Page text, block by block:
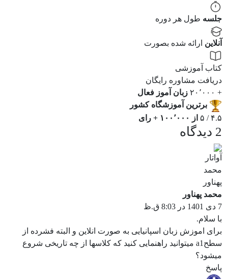
جلسه طول هر دوره
آنلاین ارائه شده بصورت
کتاب آموزشی
دریافت مشاوره رایگان
+ ۲۰٬۰۰۰
زبان آموز فعال
برترین آموزشگاه کشور
۴.۵ / ۵
از ۱۰۰٬۰۰۰ + رای
2 دیدگاه
محمد پهناور
7 دی 1401 در 8:03 ق.ظ
با سلام.
برای اموزش زبان اسپانیایی به صورت انلاین و البته فشرده از
سطحa1 میتوانید راهنمایی کنید که کلاسها از چه تاریخی شروع
میشود؟‌
پاسخ